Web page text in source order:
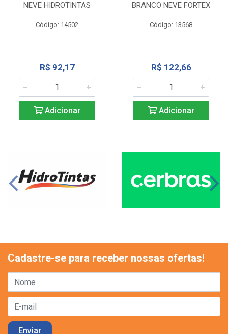
NEVE HIDROTINTAS
Código: 14502
R$ 92,17
Adicionar
BRANCO NEVE FORTEX
Código: 13568
R$ 122,66
Adicionar
Cadastre-se para receber nossas ofertas!